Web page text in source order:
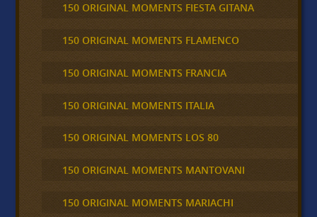
150 ORIGINAL MOMENTS FIESTA GITANA
150 ORIGINAL MOMENTS FLAMENCO
150 ORIGINAL MOMENTS FRANCIA
150 ORIGINAL MOMENTS ITALIA
150 ORIGINAL MOMENTS LOS 80
150 ORIGINAL MOMENTS MANTOVANI
150 ORIGINAL MOMENTS MARIACHI